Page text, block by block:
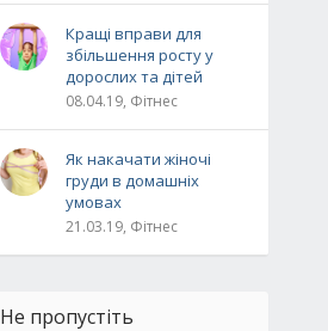
Кращі вправи для
збільшення росту у
дорослих та дітей
08.04.19, Фітнес
Як накачати жіночі
груди в домашніх
умовах
21.03.19, Фітнес
Не пропустіть